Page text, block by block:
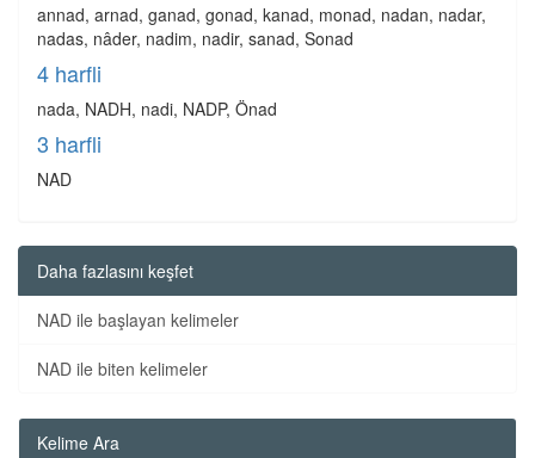
annad, arnad, ganad, gonad, kanad, monad, nadan, nadar,
nadas, nâder, nadim, nadir, sanad, Sonad
4 harfli
nada, NADH, nadi, NADP, Önad
3 harfli
NAD
Daha fazlasını keşfet
NAD ile başlayan kelimeler
NAD ile biten kelimeler
Kelime Ara